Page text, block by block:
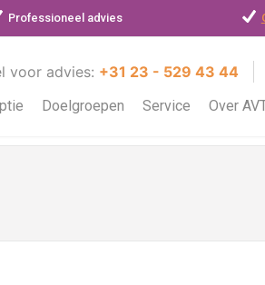
Professioneel advies
voor advies: +31 23 - 529 43 44
Doelgroepen Service Over